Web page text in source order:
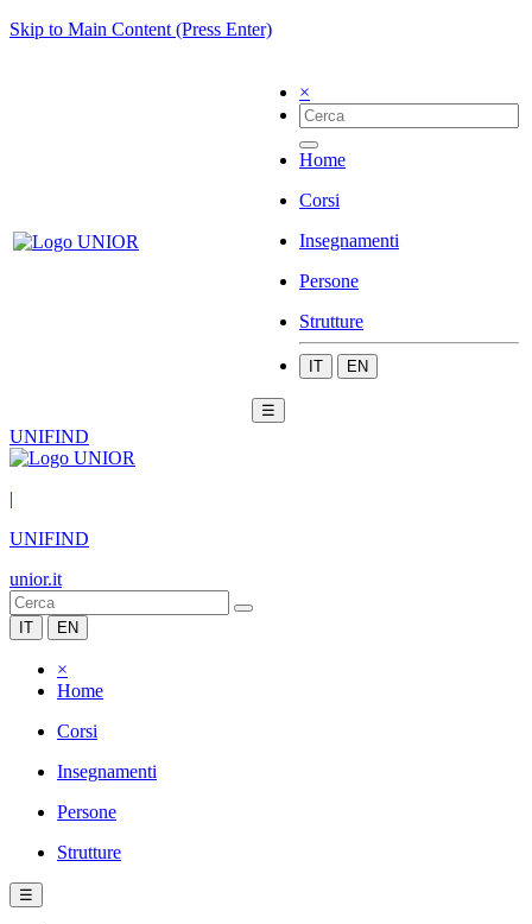
Skip to Main Content (Press Enter)
×
Home
Corsi
Insegnamenti
Persone
Strutture
IT EN
☰
UNIFIND
|
UNIFIND
unior.it
IT EN
×
Home
Corsi
Insegnamenti
Persone
Strutture
☰